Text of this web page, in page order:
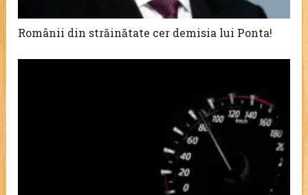
Românii din străinătate cer demisia lui Ponta!